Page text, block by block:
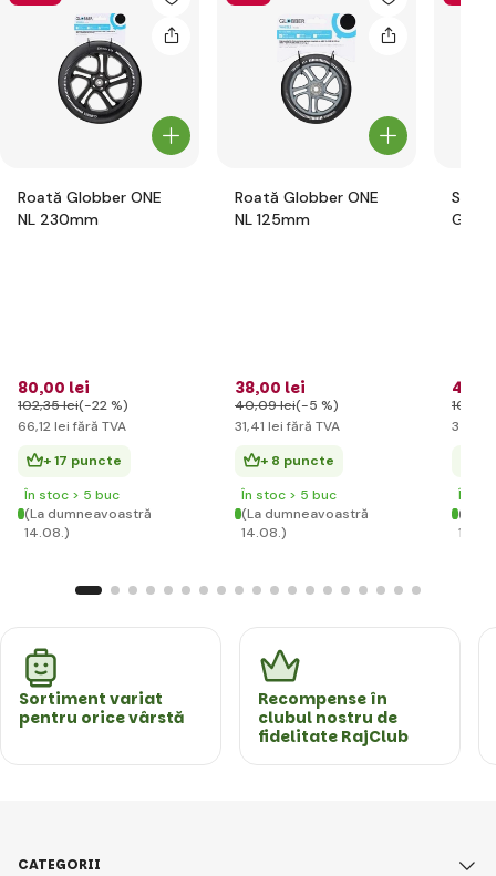
Roată Globber ONE
NL 230mm
80,00 lei
102,35 lei(-22 %)
66,12 lei fără TVA
+ 17 puncte
În stoc > 5 buc
(La dumneavoastră
14.08.)
Roată Globber ONE
NL 125mm
38,00 lei
40,09 lei(-5 %)
31,41 lei fără TVA
+ 8 puncte
În stoc > 5 buc
(La dumneavoastră
14.08.)
Set
42
102
35
În
(La
Sortiment variat
pentru orice vârstă
Recompense în
clubul nostru de
fidelitate RajClub
CATEGORII